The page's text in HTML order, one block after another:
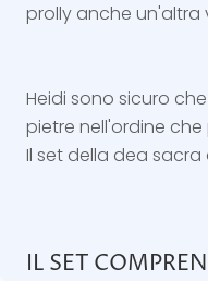
prolly anche un'altra
Heidi sono sicuro
pietre nell'ordine che
Il set della dea sacra
IL SET